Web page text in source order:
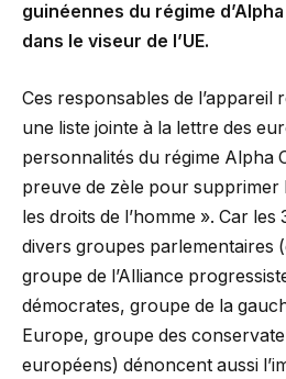
guinéennes du régime
dans le viseur de l’UE.
Ces responsables de l’appareil
une liste jointe à la lettre des
personnalités du régime Alpha
preuve de zèle pour supprimer
les droits de l’homme ». Car les
divers groupes parlementaires
groupe de l’Alliance
démocrates, groupe de la
Europe, groupe des
européens) dénoncent aussi